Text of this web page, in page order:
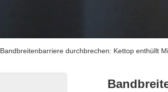
Bandbreitenbarriere durchbrechen: Kettop enthüllt